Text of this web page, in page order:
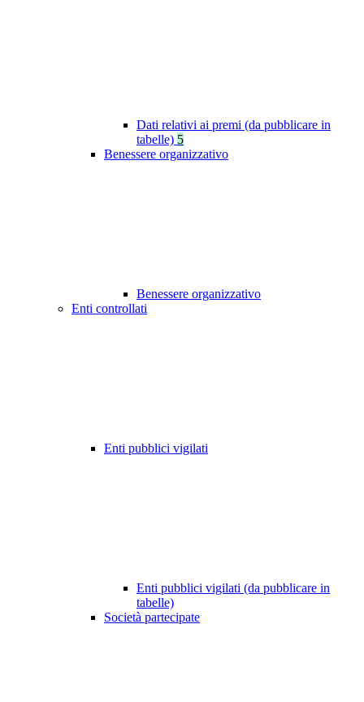
Dati relativi ai premi (da pubblicare in
tabelle) 5
Benessere organizzativo
Benessere organizzativo
Enti controllati
Enti pubblici vigilati
Enti pubblici vigilati (da pubblicare in
tabelle)
Società partecipate